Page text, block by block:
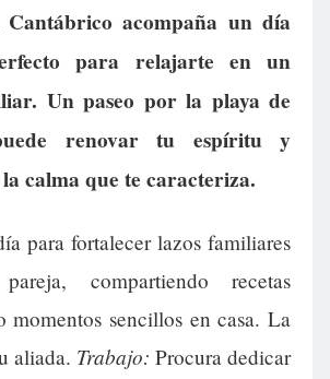
acompaña un día
para relajarte en un
Un paseo por la playa de
renovar tu espíritu y
calma que te caracteriza.
para fortalecer lazos familiares
compartiendo recetas
momentos sencillos en casa. La
aliada. Trabajo: Procura dedicar